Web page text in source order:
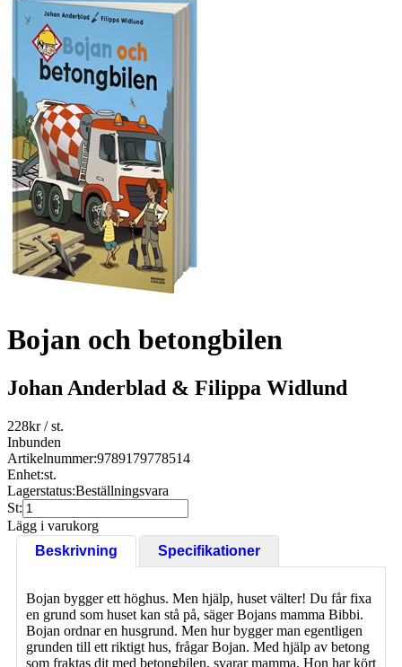
Bojan och betongbilen
Johan Anderblad & Filippa Widlund
228kr/ st.
Inbunden
Artikelnummer:9789179778514
Enhet:st.
Lagerstatus:Beställningsvara
St:
Lägg i varukorg
Beskrivning
Specifikationer
Bojan bygger ett höghus. Men hjälp, huset välter! Du får fixa
en grund som huset kan stå på, säger Bojans mamma Bibbi.
Bojan ordnar en husgrund. Men hur bygger man egentligen
grunden till ett riktigt hus, frågar Bojan. Med hjälp av betong
som fraktas dit med betongbilen, svarar mamma. Hon har kört